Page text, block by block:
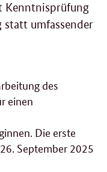
Kenntnisprüfung
statt umfassender
des
einen
Die erste
September 2025